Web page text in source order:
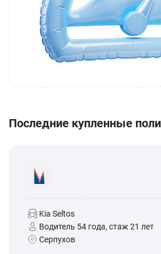
Последние купленные
Kia Seltos
Водитель 54 года, стаж 21 лет
Серпухов